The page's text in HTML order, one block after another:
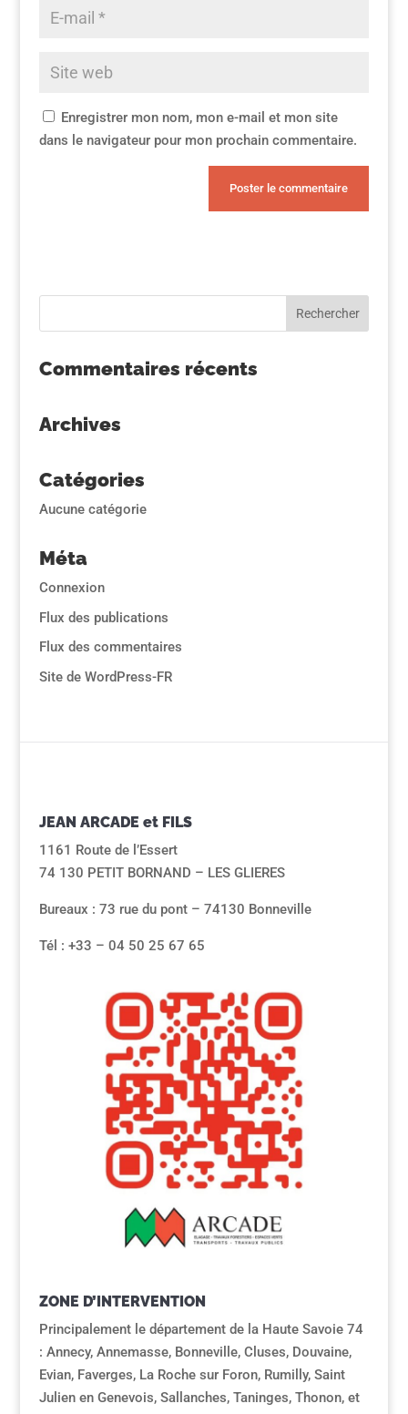
Enregistrer mon nom, mon e-mail et mon site
dans le navigateur pour mon prochain commentaire.
Commentaires récents
Archives
Catégories
Aucune catégorie
Méta
Connexion
Flux des publications
Flux des commentaires
Site de WordPress-FR
JEAN ARCADE et FILS
1161 Route de l’Essert
74 130 PETIT BORNAND – LES GLIERES
Bureaux : 73 rue du pont – 74130 Bonneville
Tél : +33 – 04 50 25 67 65
ZONE D’INTERVENTION
Principalement le département de la Haute Savoie 74
: Annecy, Annemasse, Bonneville, Cluses, Douvaine,
Evian, Faverges, La Roche sur Foron, Rumilly, Saint
Julien en Genevois, Sallanches, Taninges, Thonon, et